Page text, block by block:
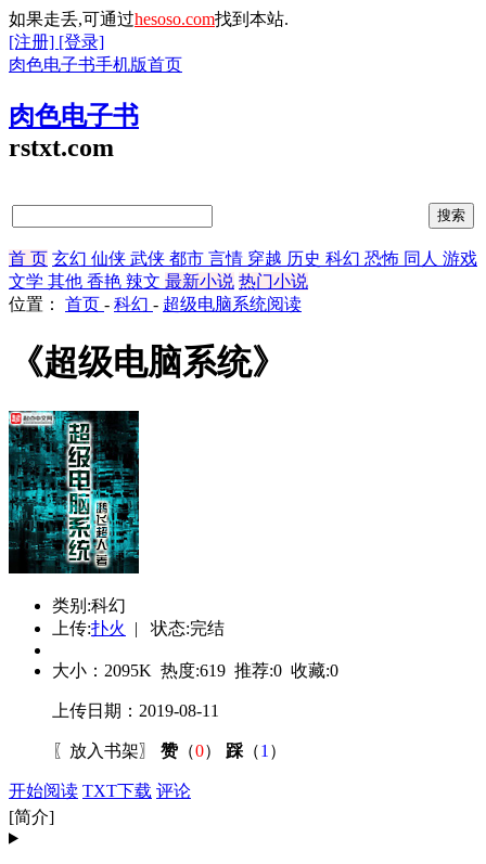
如果走丢,可通过hesoso.com找到本站.
[注册] [登录]
肉色电子书手机版首页
肉色电子书
rstxt.com
首 页 玄幻 仙侠 武侠 都市 言情 穿越 历史 科幻 恐怖 同人 游戏
文学 其他 香艳 辣文 最新小说 热门小说
位置： 首页 - 科幻 - 超级电脑系统阅读
《超级电脑系统》
类别:科幻
上传:扑火 | 状态:完结
大小： 2095K 热度:619 推荐:0 收藏:0
上传日期：2019-08-11
〖 放入书架〗 赞（0） 踩 （1 ）
开始阅读 TXT下载 评论
[简介]